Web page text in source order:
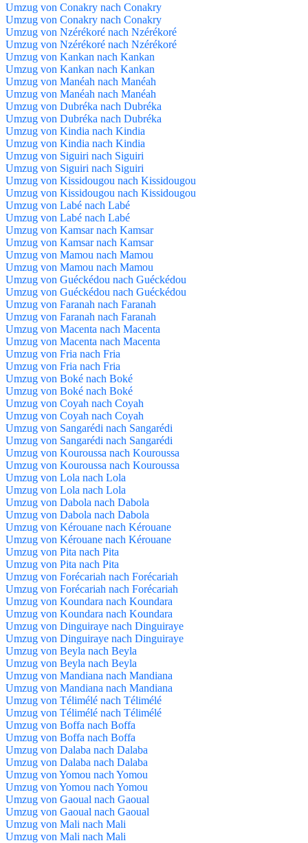
Umzug von Conakry nach Conakry
Umzug von Conakry nach Conakry
Umzug von Nzérékoré nach Nzérékoré
Umzug von Nzérékoré nach Nzérékoré
Umzug von Kankan nach Kankan
Umzug von Kankan nach Kankan
Umzug von Manéah nach Manéah
Umzug von Manéah nach Manéah
Umzug von Dubréka nach Dubréka
Umzug von Dubréka nach Dubréka
Umzug von Kindia nach Kindia
Umzug von Kindia nach Kindia
Umzug von Siguiri nach Siguiri
Umzug von Siguiri nach Siguiri
Umzug von Kissidougou nach Kissidougou
Umzug von Kissidougou nach Kissidougou
Umzug von Labé nach Labé
Umzug von Labé nach Labé
Umzug von Kamsar nach Kamsar
Umzug von Kamsar nach Kamsar
Umzug von Mamou nach Mamou
Umzug von Mamou nach Mamou
Umzug von Guéckédou nach Guéckédou
Umzug von Guéckédou nach Guéckédou
Umzug von Faranah nach Faranah
Umzug von Faranah nach Faranah
Umzug von Macenta nach Macenta
Umzug von Macenta nach Macenta
Umzug von Fria nach Fria
Umzug von Fria nach Fria
Umzug von Boké nach Boké
Umzug von Boké nach Boké
Umzug von Coyah nach Coyah
Umzug von Coyah nach Coyah
Umzug von Sangarédi nach Sangarédi
Umzug von Sangarédi nach Sangarédi
Umzug von Kouroussa nach Kouroussa
Umzug von Kouroussa nach Kouroussa
Umzug von Lola nach Lola
Umzug von Lola nach Lola
Umzug von Dabola nach Dabola
Umzug von Dabola nach Dabola
Umzug von Kérouane nach Kérouane
Umzug von Kérouane nach Kérouane
Umzug von Pita nach Pita
Umzug von Pita nach Pita
Umzug von Forécariah nach Forécariah
Umzug von Forécariah nach Forécariah
Umzug von Koundara nach Koundara
Umzug von Koundara nach Koundara
Umzug von Dinguiraye nach Dinguiraye
Umzug von Dinguiraye nach Dinguiraye
Umzug von Beyla nach Beyla
Umzug von Beyla nach Beyla
Umzug von Mandiana nach Mandiana
Umzug von Mandiana nach Mandiana
Umzug von Télimélé nach Télimélé
Umzug von Télimélé nach Télimélé
Umzug von Boffa nach Boffa
Umzug von Boffa nach Boffa
Umzug von Dalaba nach Dalaba
Umzug von Dalaba nach Dalaba
Umzug von Yomou nach Yomou
Umzug von Yomou nach Yomou
Umzug von Gaoual nach Gaoual
Umzug von Gaoual nach Gaoual
Umzug von Mali nach Mali
Umzug von Mali nach Mali